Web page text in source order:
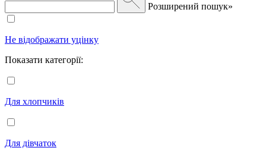
Розширений пошук»
Не відображати уцінку
Показати категорії:
Для хлопчиків
Для дівчаток